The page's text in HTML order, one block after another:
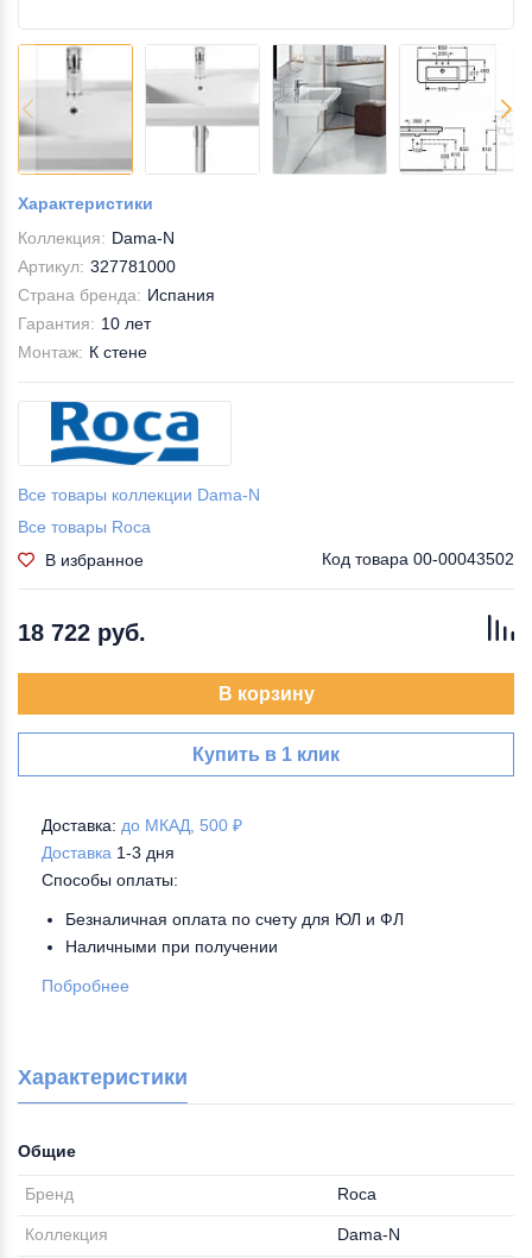
Характеристики
Коллекция: Dama-N
Артикул: 327781000
Страна бренда: Испания
Гарантия: 10 лет
Монтаж: К стене
Все товары коллекции Dama-N
Все товары Roca
В избранное
Код товара 00-00043502
18 722 руб.
В корзину
Купить в 1 клик
Доставка: до МКАД, 500 ₽
Доставка 1-3 дня
Способы оплаты:
Безналичная оплата по счету для ЮЛ и ФЛ
Наличными при получении
Побробнее
Характеристики
Общие
Бренд Roca
Коллекция Dama-N